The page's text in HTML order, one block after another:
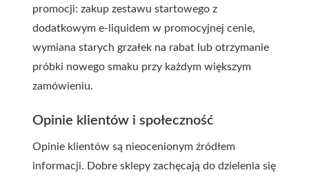
promocji: zakup zestawu startowego z
dodatkowym e-liquidem w promocyjnej cenie,
wymiana starych grzałek na rabat lub otrzymanie
próbki nowego smaku przy każdym większym
zamówieniu.
Opinie klientów i społeczność
Opinie klientów są nieocenionym źródłem
informacji. Dobre sklepy zachęcają do dzielenia się